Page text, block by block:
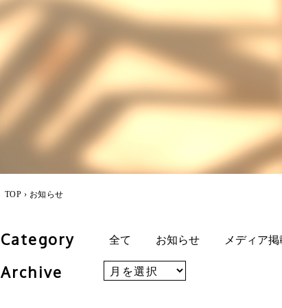
TOP › お知らせ
Category 全て お知らせ メディア掲
Archive